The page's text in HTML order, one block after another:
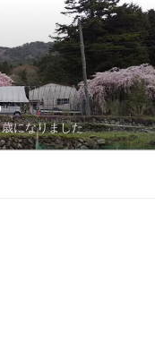
になりました